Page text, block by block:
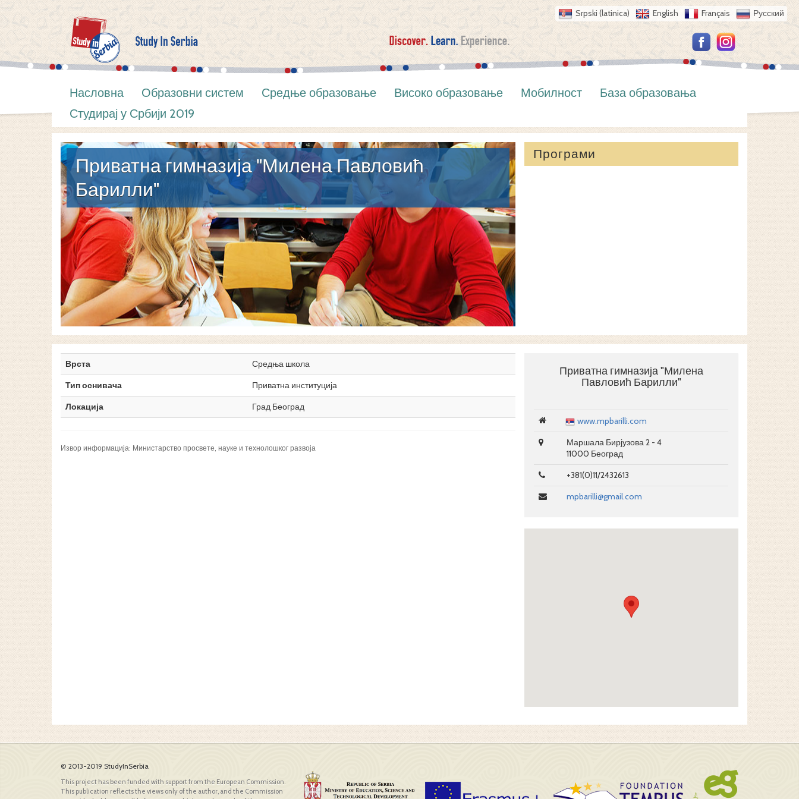
Srpski (latinica) English Français Русский
Насловна Образовни систем Средње образовање Високо образовање Мобилност
База образовања
Студирај у Србији 2019
Приватна гимназија "Милена Павловић
Барилли"
Програми
Врста
Средња школа
Тип оснивача
Приватна институција
Локација
Град Београд
Извор информација: Министарство просвете, науке и технолошког развоја
Приватна гимназија "Милена
Павловић Барилли"
www.mpbarilli.com
Маршала Бирјузова 2 - 4
11000 Београд
+381(0)11/2432613
mpbarilli@gmail.com
© 2013-2019 StudyInSerbia
This project has been funded with support from the European Commission.
This publication reflects the views only of the author, and the Commission